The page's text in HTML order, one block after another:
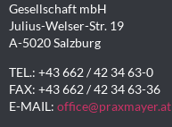
Gesellschaft mbH
Julius-Welser-Str. 19
A-5020 Salzburg
TEL.: +43 662 / 42 34 63-0
FAX: +43 662 / 42 34 63-36
E-MAIL: office@praxmayer.at